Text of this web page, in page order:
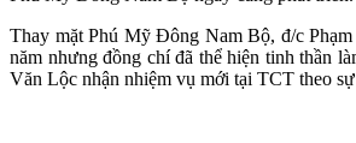
Thay mặt Phú Mỹ Đông Nam Bộ, đ/c
năm nhưng đồng chí đã thể hiện tinh thần
Văn Lộc nhận nhiệm vụ mới tại TCT theo